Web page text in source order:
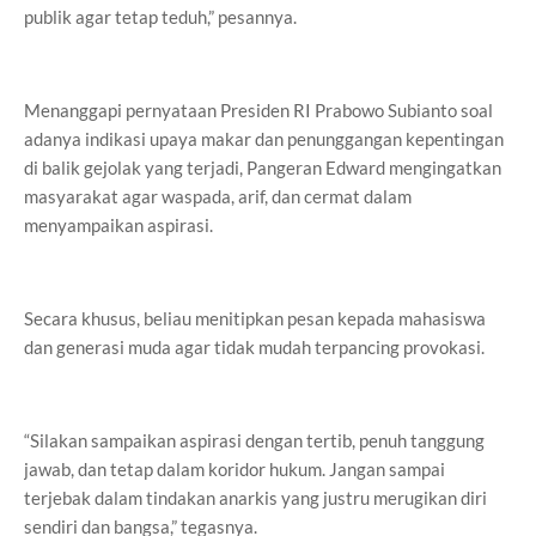
publik agar tetap teduh,” pesannya.
Menanggapi pernyataan Presiden RI Prabowo Subianto soal
adanya indikasi upaya makar dan penunggangan kepentingan
di balik gejolak yang terjadi, Pangeran Edward mengingatkan
masyarakat agar waspada, arif, dan cermat dalam
menyampaikan aspirasi.
Secara khusus, beliau menitipkan pesan kepada mahasiswa
dan generasi muda agar tidak mudah terpancing provokasi.
“Silakan sampaikan aspirasi dengan tertib, penuh tanggung
jawab, dan tetap dalam koridor hukum. Jangan sampai
terjebak dalam tindakan anarkis yang justru merugikan diri
sendiri dan bangsa,” tegasnya.